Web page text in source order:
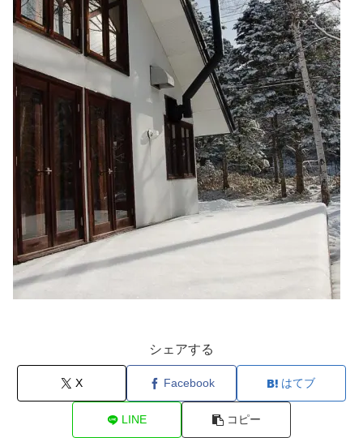
シェアする
X Facebook はてブ
LINE コピー